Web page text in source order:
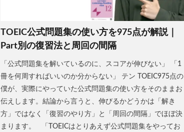
TOEIC公式問題集の使い方を975点が解説｜
Part別の復習法と周回の間隔
「公式問題集を解いているのに、スコアが伸びない」 「1
冊を何周すればいいのか分からない」 テン TOEIC975点の
僕が、実際にやっていた公式問題集の使い方をそのままお
伝えします。結論から言うと、伸びるかどうかは「解き
方」ではなく「復習のやり方」と「周回の間隔」でほぼ決
まります。 「TOEICはとりあえず公式問題集をやってお